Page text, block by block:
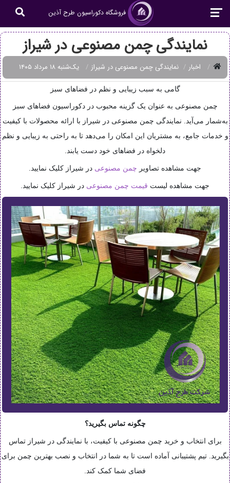
فروشگاه دکوراسیون طرح آذین
نمایندگی چمن مصنوعی در شیراز
اخبار نمایندگی چمن مصنوعی در شیراز یک‌شنبه ۱۸ مرداد ۱۴۰۵
گامی به سبب زیبایی و نظم در فضاهای سبز
چمن مصنوعی به عنوان یک گزینه محبوب در دکوراسیون فضاهای سبز
به‌شمار می‌آید. نمایندگی چمن مصنوعی در شیراز با ارائه محصولات با کیفیت
و خدمات جامع، به مشتریان این امکان را می‌دهد تا به راحتی به زیبایی و نظم
دلخواه در فضاهای خود دست یابند.
جهت مشاهده تصاویر چمن مصنوعی در شیراز کلیک نمایید.
جهت مشاهده لیست قیمت چمن مصنوعی در شیراز کلیک نمایید.
چگونه تماس بگیرید؟
برای انتخاب و خرید چمن مصنوعی با کیفیت، با نمایندگی در شیراز تماس
بگیرید. تیم پشتیبانی آماده است تا به شما در انتخاب و نصب بهترین چمن برای
فضای شما کمک کند.